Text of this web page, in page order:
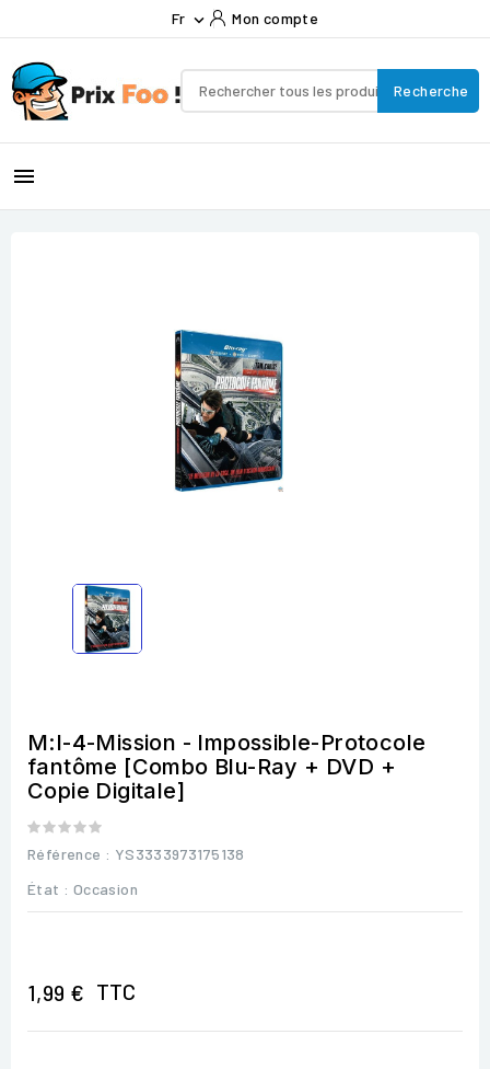
Fr  Mon compte
Recherche

M:I-4-Mission - Impossible-Protocole
fantôme [Combo Blu-Ray + DVD +
Copie Digitale]
Référence : YS3333973175138
État : Occasion
1,99 € TTC